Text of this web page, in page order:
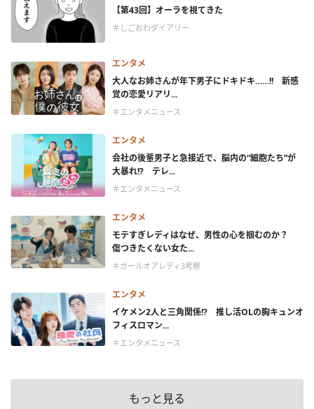
【第43回】オーラを視てきた
＃しごおわダイアリー
エンタメ
大人なお姉さんが年下男子にドキドキ……!! 新感
覚の恋愛リアリ...
＃エンタメニュース
エンタメ
会社の後輩男子と急接近で、脳内の“細胞たち”が
大暴れ!? テレ...
＃エンタメニュース
エンタメ
モテすぎレディはなぜ、男性の心を掴むのか？
傷つきたくない女た...
＃ガールオアレディ3考察
エンタメ
イケメン2人と三角関係!? 推し活OLの胸キュンオ
フィスロマン...
＃エンタメニュース
もっと見る